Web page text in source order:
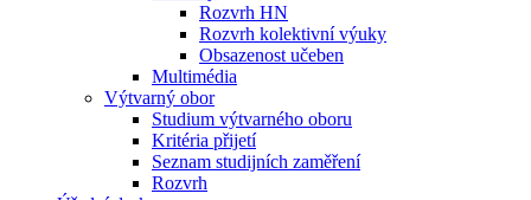
Rozvrh HN
Rozvrh kolektivní výuky
Obsazenost učeben
Multimédia
Výtvarný obor
Studium výtvarného oboru
Kritéria přijetí
Seznam studijních zaměření
Rozvrh